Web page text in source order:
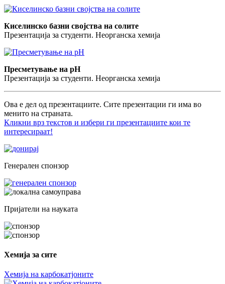
Киселинско базни својства на солите
Презентација за студенти. Неорганска хемија
Пресметување на pH
Презентација за студенти. Неорганска хемија
Ова е дел од презентациите. Сите презентации ги има во
менито на страната.
Кликни врз текстов и избери ги презентациите кои те
интересираат!
Генерален спонзор
Пријатели на науката
Хемија за сите
Хемија на карбокатјоните